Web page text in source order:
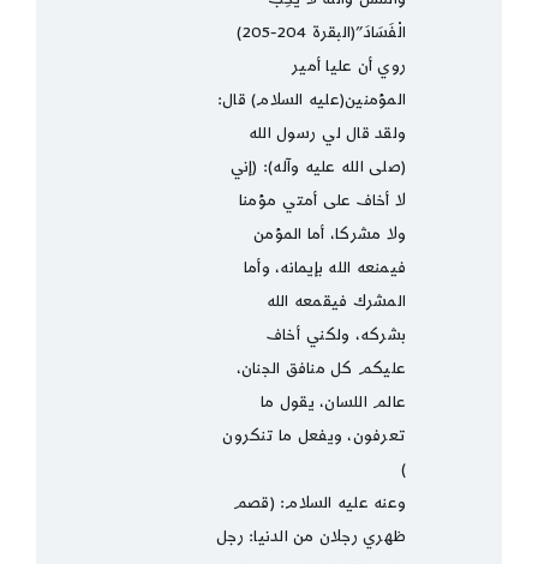
الْفَسَادَ”(البقرة 204-205)
روي أن عليا أمير
المؤمنين(عليه السلام) قال:
ولقد قال لي رسول الله
(صلى الله عليه وآله): (إني
لا أخاف على أمتي مؤمنا
ولا مشركا، أما المؤمن
فيمنعه الله بإيمانه، وأما
المشرك فيقمعه الله
بشركه، ولكني أخاف
عليكم كل منافق الجنان،
عالم اللسان، يقول ما
تعرفون، ويفعل ما تنكرون
)
وعنه عليه السلام: (قصم
ظهري رجلان من الدنيا: رجل